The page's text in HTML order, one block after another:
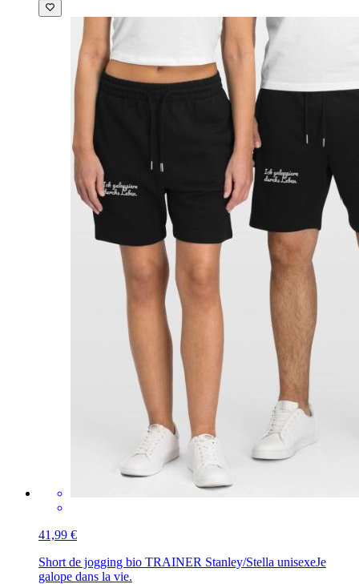
41,99 €
Short de jogging bio TRAINER Stanley/Stella unisexeJe
galope dans la vie.